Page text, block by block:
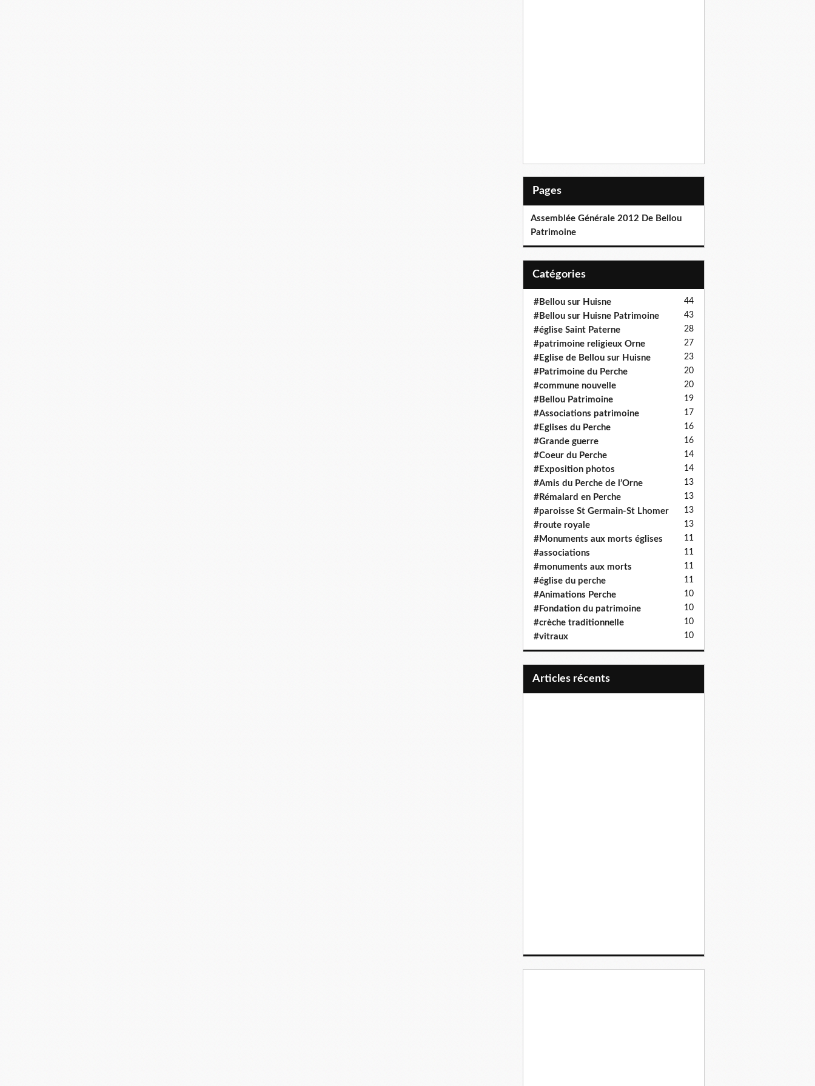
Pages
Assemblée Générale 2012 De Bellou
Patrimoine
Catégories
#Bellou sur Huisne 44
#Bellou sur Huisne Patrimoine 43
#église Saint Paterne 28
#patrimoine religieux Orne 27
#Eglise de Bellou sur Huisne 23
#Patrimoine du Perche 20
#commune nouvelle 20
#Bellou Patrimoine 19
#Associations patrimoine 17
#Eglises du Perche 16
#Grande guerre 16
#Coeur du Perche 14
#Exposition photos 14
#Amis du Perche de l’Orne 13
#Rémalard en Perche 13
#paroisse St Germain-St Lhomer 13
#route royale 13
#Monuments aux morts églises 11
#associations 11
#monuments aux morts 11
#église du perche 11
#Animations Perche 10
#Fondation du patrimoine 10
#crèche traditionnelle 10
#vitraux 10
articles récents